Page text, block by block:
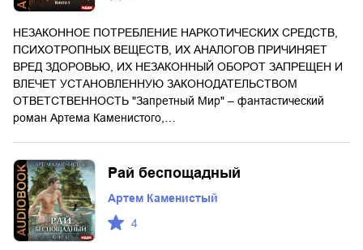
НЕЗАКОННОЕ ПОТРЕБЛЕНИЕ НАРКОТИЧЕСКИХ СРЕДСТВ,
ПСИХОТРОПНЫХ ВЕЩЕСТВ, ИХ АНАЛОГОВ ПРИЧИНЯЕТ
ВРЕД ЗДОРОВЬЮ, ИХ НЕЗАКОННЫЙ ОБОРОТ ЗАПРЕЩЕН И
ВЛЕЧЕТ УСТАНОВЛЕННУЮ ЗАКОНОДАТЕЛЬСТВОМ
ОТВЕТСТВЕННОСТЬ "Запретный Мир" – фантастический
роман Артема Каменистого,…
Рай беспощадный
Артем Каменистый
4